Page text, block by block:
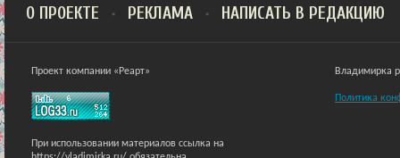
О ПРОЕКТЕ РЕКЛАМА НАПИСАТЬ В РЕДАКЦИЮ
Проект компании «Реарт»
При использовании материалов ссылка на
Владимирка
Политика